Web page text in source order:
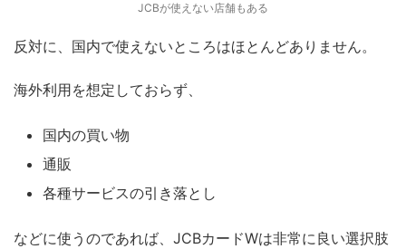
JCBが使えない店舗もある
反対に、国内で使えないところはほとんどありません。
海外利用を想定しておらず、
国内の買い物
通販
各種サービスの引き落とし
などに使うのであれば、JCBカードWは非常に良い選択肢